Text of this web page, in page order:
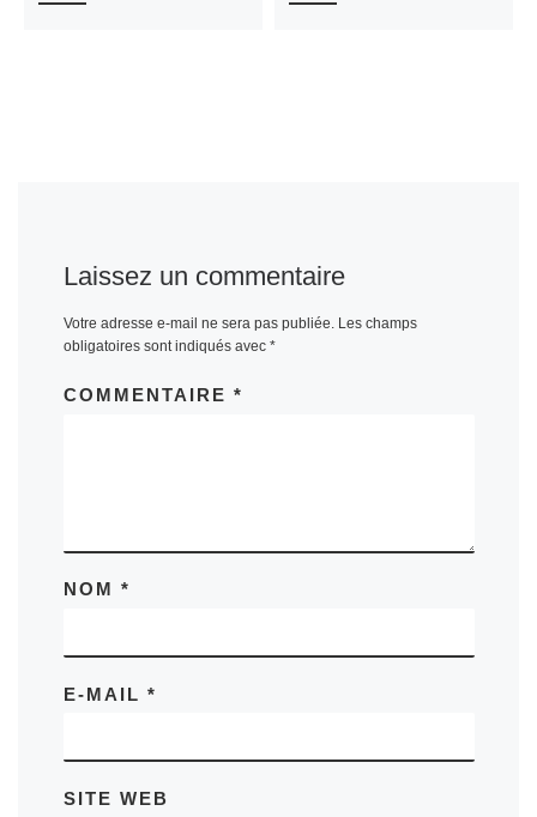
Laissez un commentaire
Votre adresse e-mail ne sera pas publiée. Les champs
obligatoires sont indiqués avec *
COMMENTAIRE *
NOM *
E-MAIL *
SITE WEB